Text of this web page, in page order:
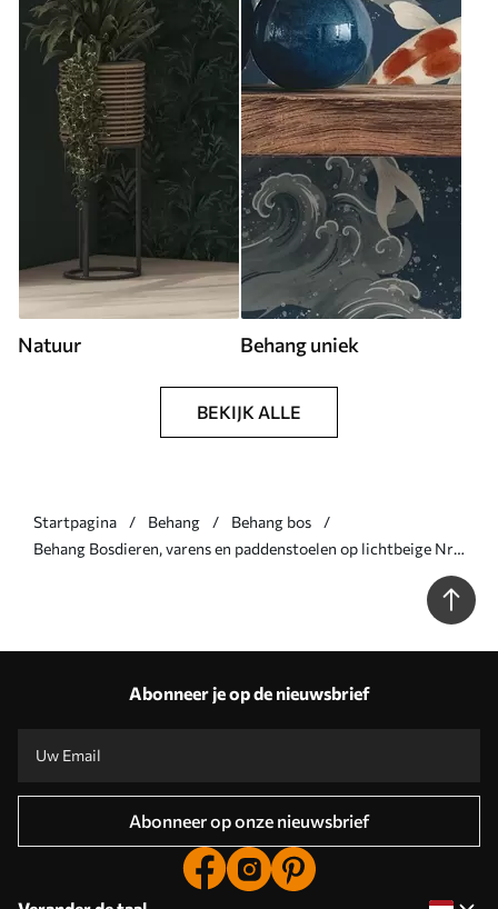
Natuur Behang uniek
BEKIJK ALLE
Startpagina Behang
Behang bos
Behang Bosdieren, varens en paddenstoelen op lichtbeige Nr.
Abonneer je op de nieuwsbrief
Abonneer op onze nieuwsbrief